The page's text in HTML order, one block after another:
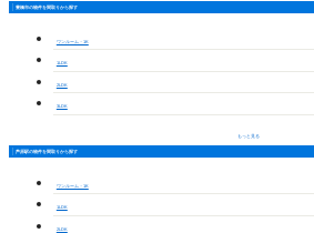
豊橋市の物件を間取りから探す
ワンルーム・1K
1LDK
2LDK
3LDK
もっと見る
芦原駅の物件を間取りから探す
ワンルーム・1K
1LDK
2LDK